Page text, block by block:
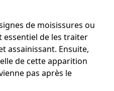
de moisissures ou
essentiel de les traiter
assainissant. Ensuite,
de cette apparition
pas après le